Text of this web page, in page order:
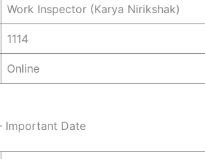
Work Inspector (Karya Nirikshak)
1114
Online
Important Date